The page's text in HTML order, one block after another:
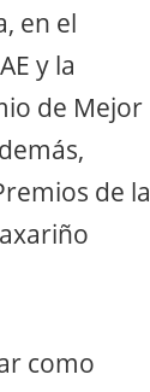
en el
y la
de Mejor
de la
como